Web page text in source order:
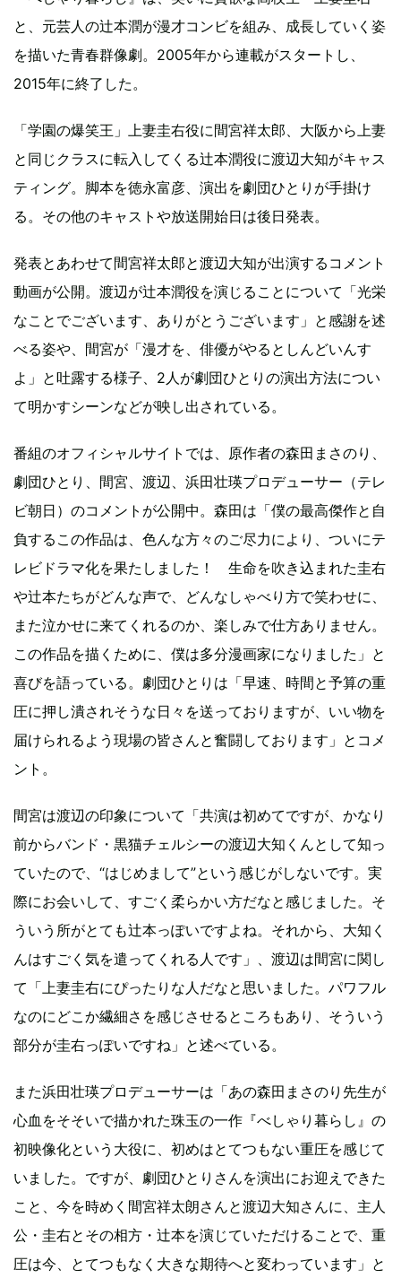
と、元芸人の辻本潤が漫才コンビを組み、成長していく姿
を描いた青春群像劇。2005年から連載がスタートし、
2015年に終了した。
「学園の爆笑王」上妻圭右役に間宮祥太郎、大阪から上妻
と同じクラスに転入してくる辻本潤役に渡辺大知がキャス
ティング。脚本を徳永富彦、演出を劇団ひとりが手掛け
る。その他のキャストや放送開始日は後日発表。
発表とあわせて間宮祥太郎と渡辺大知が出演するコメント
動画が公開。渡辺が辻本潤役を演じることについて「光栄
なことでございます、ありがとうございます」と感謝を述
べる姿や、間宮が「漫才を、俳優がやるとしんどいんす
よ」と吐露する様子、2人が劇団ひとりの演出方法につい
て明かすシーンなどが映し出されている。
番組のオフィシャルサイトでは、原作者の森田まさのり、
劇団ひとり、間宮、渡辺、浜田壮瑛プロデューサー（テレ
ビ朝日）のコメントが公開中。森田は「僕の最高傑作と自
負するこの作品は、色んな方々のご尽力により、ついにテ
レビドラマ化を果たしました！ 生命を吹き込まれた圭右
や辻本たちがどんな声で、どんなしゃべり方で笑わせに、
また泣かせに来てくれるのか、楽しみで仕方ありません。
この作品を描くために、僕は多分漫画家になりました」と
喜びを語っている。劇団ひとりは「早速、時間と予算の重
圧に押し潰されそうな日々を送っておりますが、いい物を
届けられるよう現場の皆さんと奮闘しております」とコメ
ント。
間宮は渡辺の印象について「共演は初めてですが、かなり
前からバンド・黒猫チェルシーの渡辺大知くんとして知っ
ていたので、“はじめまして”という感じがしないです。実
際にお会いして、すごく柔らかい方だなと感じました。そ
ういう所がとても辻本っぽいですよね。それから、大知く
んはすごく気を遣ってくれる人です」、渡辺は間宮に関し
て「上妻圭右にぴったりな人だなと思いました。パワフル
なのにどこか繊細さを感じさせるところもあり、そういう
部分が圭右っぽいですね」と述べている。
また浜田壮瑛プロデューサーは「あの森田まさのり先生が
心血をそそいで描かれた珠玉の一作『べしゃり暮らし』の
初映像化という大役に、初めはとてつもない重圧を感じて
いました。ですが、劇団ひとりさんを演出にお迎えできた
こと、今を時めく間宮祥太朗さんと渡辺大知さんに、主人
公・圭右とその相方・辻本を演じていただけることで、重
圧は今、とてつもなく大きな期待へと変わっています」と